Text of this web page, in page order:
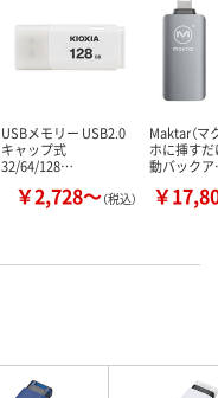
USBメモリー USB2.0
キャップ式
32/64/128…
￥2,728～（税込）
Maktar（マ
ホに挿す
動バック
￥